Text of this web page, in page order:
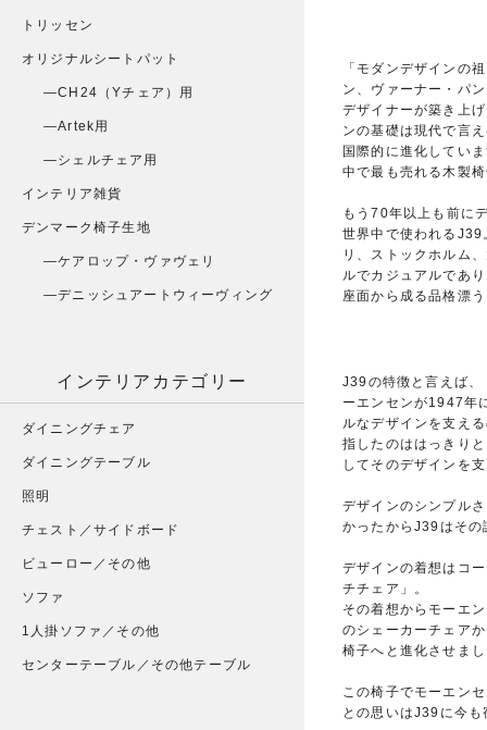
「モダンデザインの
ン、ヴァーナー・パ
デザイナーが築き上
ンの基礎は現代で言
国際的に進化してい
中で最も売れる木製
もう70年以上も前に
世界中で使われるJ39
リ、ストックホルム
ルでカジュアルであ
座面から成る品格漂
J39の特徴と言えば、
ーエンセンが1947年
ルなデザインを支え
指したのははっきり
してそのデザインを
デザインのシンプル
かったからJ39はそ
デザインの着想はコ
チチェア」。
その着想からモーエ
のシェーカーチェア
椅子へと進化させま
この椅子でモーエン
との思いはJ39に今
トリッセン
オリジナルシートパット
CH24（Yチェア）用
Artek用
シェルチェア用
インテリア雑貨
デンマーク椅子生地
ケアロップ・ヴァヴェリ
デニッシュアートウィーヴィング
インテリアカテゴリー
ダイニングチェア
ダイニングテーブル
照明
チェスト／サイドボード
ビューロー／その他
ソファ
1人掛ソファ／その他
センターテーブル／その他テーブル